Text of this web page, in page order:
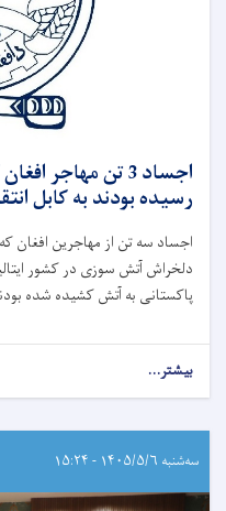
اجساد 3 تن مهاجر
رسیده بودند به کابل
دلخراش آتش‌ سوزی در کشور
پاکستانی به آتش کشیده شده بودند،
بیشتر...
سه‌شنبه ۱۴۰۵/۵/۶ - ۱۵:۲۴